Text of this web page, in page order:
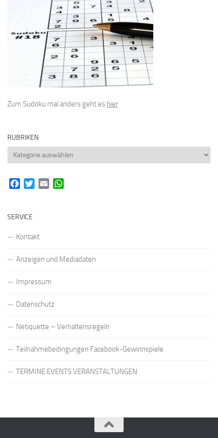
Zum Sudoku mal anders geht es hier
RUBRIKEN
Rubriken
FacebookTwitterEmail
SERVICE
Kontakt
Anzeigen und Mediadaten
Impressum
Datenschutz
Netiquette – Verhaltensregeln
Teilnahmebedingungen Facebook-Gewinnspiele
TERMINE EVENTS VERANSTALTUNGEN